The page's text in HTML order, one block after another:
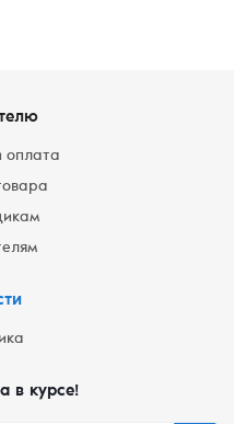
оплата
в курсе!